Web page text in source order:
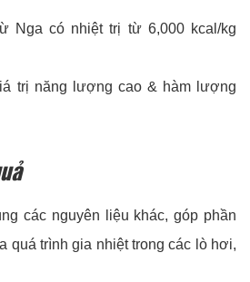
Nga có nhiệt trị từ 6,000 kcal/kg
trị năng lượng cao & hàm lượng
các nguyên liệu khác, góp phần
quá trình gia nhiệt trong các lò hơi,